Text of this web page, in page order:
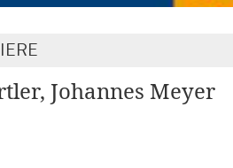
Johannes Meyer